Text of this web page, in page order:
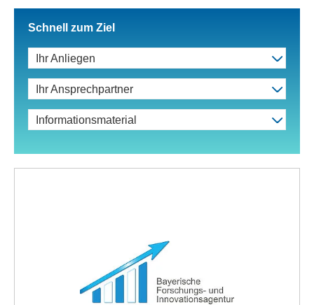
Schnell zum Ziel
Ihr Anliegen
Ihr Ansprechpartner
Informationsmaterial